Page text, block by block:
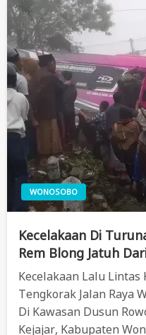
WONOSOBO
Kecelakaan Di
Rem Blong Jatuh
Kecelakaan Lalu Lintas
Tengkorak Jalan Raya
Di Kawasan Dusun
Kejajar, Kabupaten